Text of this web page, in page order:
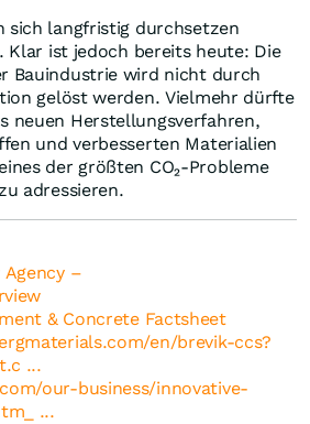
sich langfristig durchsetzen
ist jedoch bereits heute: Die
Bauindustrie wird nicht durch
gelöst werden. Vielmehr dürfte
neuen Herstellungsverfahren,
und verbesserten Materialien
der größten CO₂-Probleme
adressieren.
–
& Concrete Factsheet
en/brevik-ccs?
...
our-business/innovative-
...